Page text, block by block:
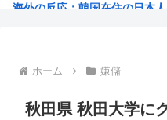
海外の反応：韓国在住の日本
最近のきらら漫画、オ●ニーシ
百田尚樹「日本保守党アンチ
ホーム 嫌儲
秋田県 秋田大学に